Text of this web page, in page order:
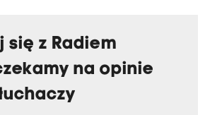
się z Radiem
na opinie